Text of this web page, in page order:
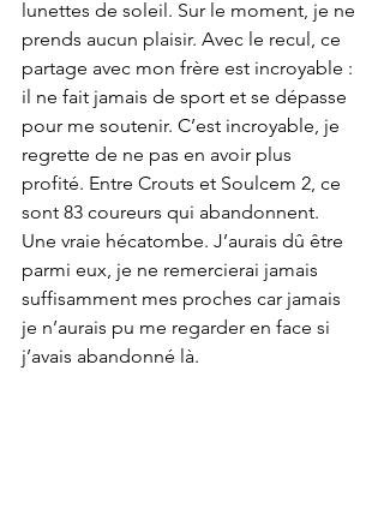
lunettes de soleil. Sur le moment, je ne
prends aucun plaisir. Avec le recul, ce
partage avec mon frère est incroyable :
il ne fait jamais de sport et se dépasse
pour me soutenir. C’est incroyable, je
regrette de ne pas en avoir plus
profité. Entre Crouts et Soulcem 2, ce
sont 83 coureurs qui abandonnent.
Une vraie hécatombe. J’aurais dû être
parmi eux, je ne remercierai jamais
suffisamment mes proches car jamais
je n’aurais pu me regarder en face si
j’avais abandonné là.